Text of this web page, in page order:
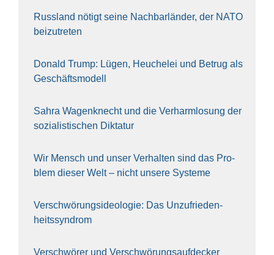
Russ­land nötigt sei­ne Nach­bar­län­der, der NATO
bei­zu­tre­ten
Donald Trump: Lügen, Heu­che­lei und Betrug als
Geschäfts­mo­dell
Sahra Wagen­knecht und die Ver­harm­lo­sung der
sozia­lis­ti­schen Dik­ta­tur
Wir Mensch und unser Ver­hal­ten sind das Pro­
blem die­ser Welt – nicht unse­re Sys‍te‍me
Ver­schwö­rungs­ideo­lo­gie: Das Unzufrieden­
heitssyndrom
Ver­schwö­rer und Verschwörungs­aufdecker